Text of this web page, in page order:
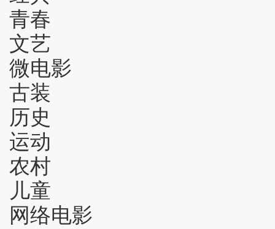
青春
文艺
微电影
古装
历史
运动
农村
儿童
网络电影